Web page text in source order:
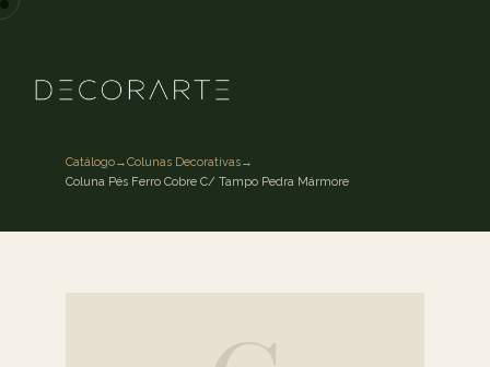
Catálogo→Colunas Decorativas→
Coluna Pés Ferro Cobre C/ Tampo Pedra Mármore